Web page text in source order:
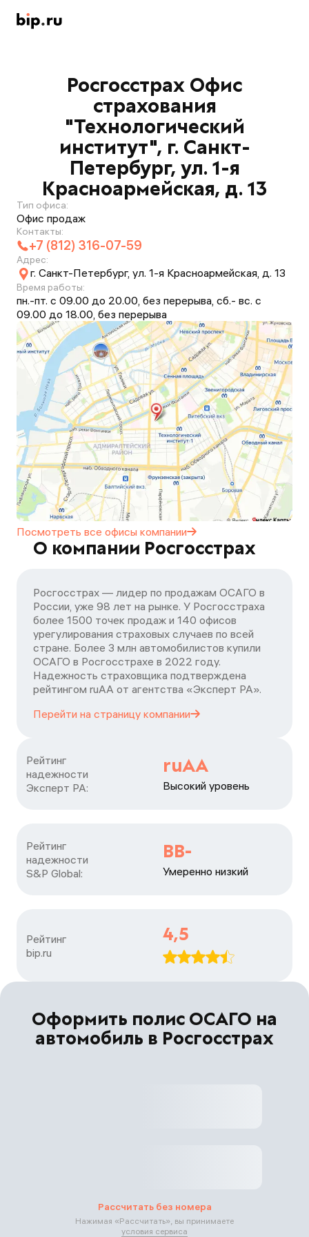
Росгосстрах Офис
страхования
"Технологический
институт", г. Санкт-
Петербург, ул. 1-я
Красноармейская, д. 13
Тип офиса:
Офис продаж
Контакты:
+7 (812) 316-07-59
Адрес:
г. Санкт-Петербург, ул. 1-я Красноармейская, д. 13
Время работы:
пн.-пт. с 09.00 до 20.00, без перерыва, сб.- вс. с
09.00 до 18.00, без перерыва
Посмотреть все офисы компании
О компании Росгосстрах
Росгосстрах — лидер по продажам ОСАГО в
России, уже 98 лет на рынке. У Росгосстраха
более 1500 точек продаж и 140 офисов
урегулирования страховых случаев по всей
стране. Более 3 млн автомобилистов купили
ОСАГО в Росгосстрахе в 2022 году.
Надежность страховщика подтверждена
рейтингом ruАА от агентства «Эксперт РА».
Перейти на страницу компании
Рейтинг
надежности
Эксперт РА:
ruAA
Высокий уровень
Рейтинг
надежности
S&P Global:
BB-
Умеренно низкий
Рейтинг
bip.ru
4,5
Оформить полис ОСАГО на
автомобиль в Росгосстрах
Рассчитать без номера
Нажимая «Рассчитать», вы принимаете
условия сервиса